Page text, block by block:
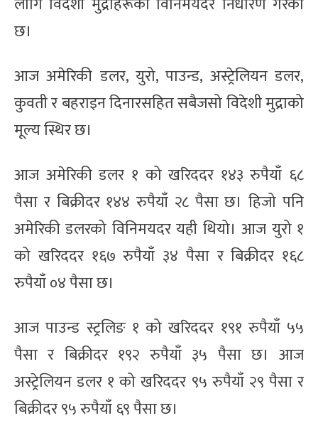
छ।
आज अमेरिकी डलर, युरो, पाउन्ड, अस्ट्रेलियन डलर,
कुवती र बहराइन दिनारसहित सबैजसो विदेशी मुद्राको
मूल्य स्थिर छ।
आज अमेरिकी डलर १ को खरिददर १४३ रुपैयाँ ६८
पैसा र बिक्रीदर १४४ रुपैयाँ २८ पैसा छ। हिजो पनि
अमेरिकी डलरको विनिमयदर यही थियो। आज युरो १
को खरिददर १६७ रुपैयाँ ३४ पैसा र बिक्रीदर १६८
रुपैयाँ ०४ पैसा छ।
आज पाउन्ड स्ट्रलिङ १ को खरिददर १९१ रुपैयाँ ५५
पैसा र बिक्रीदर १९२ रुपैयाँ ३५ पैसा छ। आज
अस्ट्रेलियन डलर १ को खरिददर ९५ रुपैयाँ २९ पैसा र
बिक्रीदर ९५ रुपैयाँ ६९ पैसा छ।